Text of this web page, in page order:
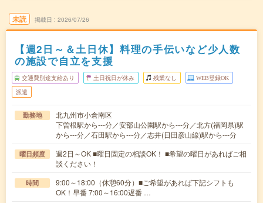
未読 掲載日 2026/07/26
【週2日～＆土日休】料理の手伝いなど少人数
の施設で自立を支援
交通費別途支給あり 土日祝日が休み 残業なし WEB登録OK
派遣
勤務地
北九州市小倉南区
下曽根駅から---分／安部山公園駅から---分／北方(福岡県)駅
から---分／石田駅から---分／志井(日田彦山線)駅から---分
曜日頻度
週2日～OK ■曜日固定の相談OK！ ■希望の曜日があればご相
談ください！
時間
9:00～18:00（休憩60分）■ご希望があれば下記シフトも
OK！早番 7:00～16:00遅番 …